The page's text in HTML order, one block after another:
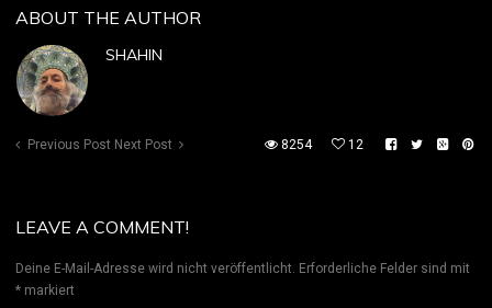
ABOUT THE AUTHOR
SHAHIN
Previous Post Next Post 8254 12
LEAVE A COMMENT!
Deine E-Mail-Adresse wird nicht veröffentlicht. Erforderliche Felder sind mit
* markiert